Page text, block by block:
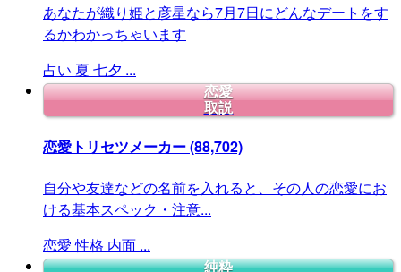
あなたが織り姫と彦星なら7月7日にどんなデートをす
るかわかっちゃいます
占い 夏 七夕 ...
恋愛
取説
恋愛トリセツメーカー(88,702)
自分や友達などの名前を入れると、その人の恋愛にお
ける基本スペック・注意...
恋愛 性格 内面 ...
純粋